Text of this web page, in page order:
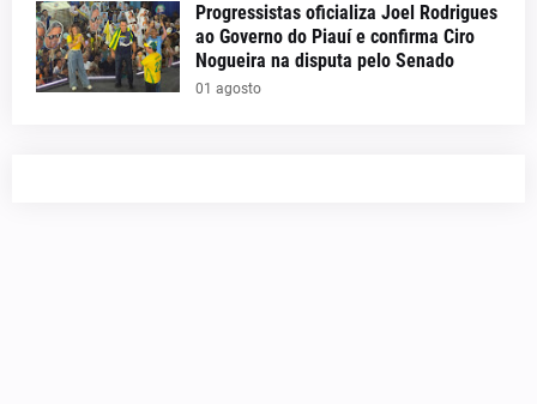
Progressistas oficializa Joel Rodrigues
ao Governo do Piauí e confirma Ciro
Nogueira na disputa pelo Senado
01 agosto